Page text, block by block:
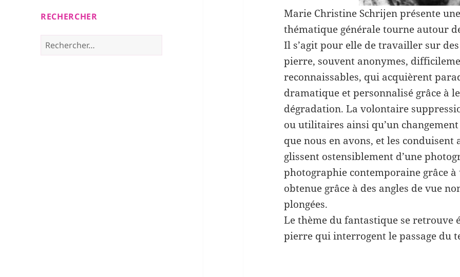
RECHERCHER
Rechercher :
Marie Christine Schrijen présente
thématique générale tourne autour
Il s’agit pour elle de travailler sur
pierre, souvent anonymes,
reconnaissables, qui acquièrent
dramatique et personnalisé grâce à
dégradation. La volontaire
ou utilitaires ainsi qu’un
que nous en avons, et les
glissent ostensiblement d’une
photographie contemporaine grâce
obtenue grâce à des angles de vue
plongées.
Le thème du fantastique se retrouve
pierre qui interrogent le passage du